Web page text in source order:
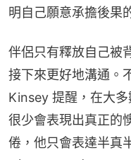
明自己願意承擔後果
伴侶只有釋放自己被
接下來更好地溝通。
Kinsey 提醒，在大
很少會表現出真正的
倦，他只會表達半真